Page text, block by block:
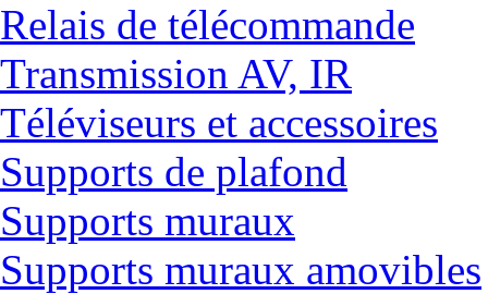
Relais de télécommande
Transmission AV, IR
Téléviseurs et accessoires
Supports de plafond
Supports muraux
Supports muraux amovibles